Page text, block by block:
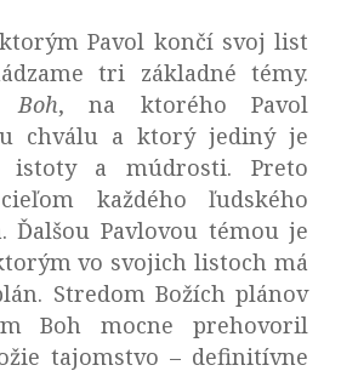
Pavol končí svoj list
tri základné témy.
Boh, na ktorého Pavol
chválu a ktorý jediný je
istoty a múdrosti. Preto
každého ľudského
Ďalšou Pavlovou témou je
vo svojich listoch má
Stredom Božích plánov
Boh mocne prehovoril
tajomstvo – definitívne